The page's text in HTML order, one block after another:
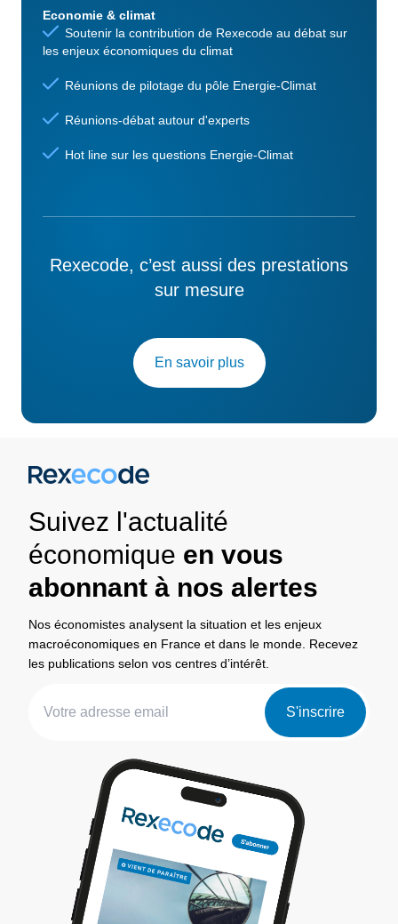
Economie & climat
Soutenir la contribution de Rexecode au débat sur
les enjeux économiques du climat
Réunions de pilotage du pôle Energie-Climat
Réunions-débat autour d'experts
Hot line sur les questions Energie-Climat
Rexecode, c’est aussi des prestations
sur mesure
En savoir plus
Suivez l'actualité
économique en vous
abonnant à nos alertes
Nos économistes analysent la situation et les enjeux
macroéconomiques en France et dans le monde. Recevez
les publications selon vos centres d’intérêt.
S'inscrire